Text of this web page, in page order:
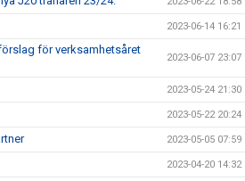
2023-06-14 16:21
för verksamhetsåret
2023-06-07 23:07
2023-05-24 21:30
2023-05-22 20:24
2023-05-05 07:59
2023-04-20 14:32